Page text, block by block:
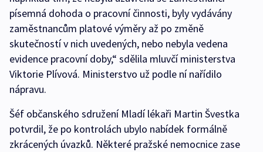
písemná dohoda o pracovní činnosti, byly vydávány
zaměstnancům platové výměry až po změně
skutečností v nich uvedených, nebo nebyla vedena
evidence pracovní doby,“ sdělila mluvčí ministerstva
Viktorie Plívová. Ministerstvo už podle ní nařídilo
nápravu.
Šéf občanského sdružení Mladí lékaři Martin Švestka
potvrdil, že po kontrolách ubylo nabídek formálně
zkrácených úvazků. Některé pražské nemocnice zase